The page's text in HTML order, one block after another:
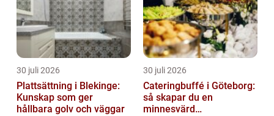
30 juli 2026
Plattsättning i Blekinge:
Kunskap som ger
hållbara golv och väggar
30 juli 2026
Cateringbuffé i Göteborg:
så skapar du en
minnesvärd